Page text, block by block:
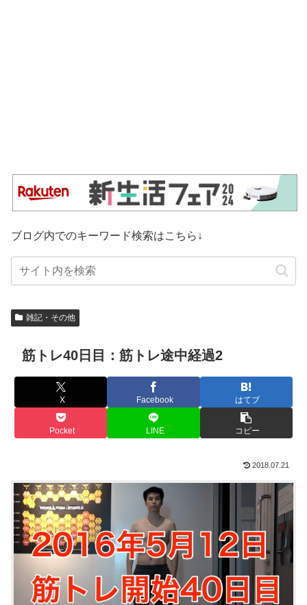
ブログ内でのキーワード検索はこちら↓
雑記・その他
筋トレ40日目：筋トレ途中経過2
X Facebook はてブ
Pocket LINE コピー
2018.07.21